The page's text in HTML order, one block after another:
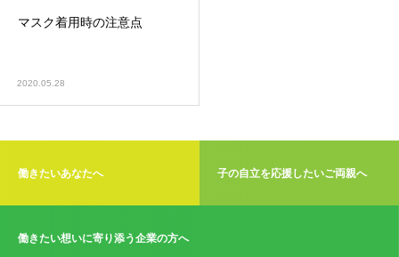
マスク着用時の注意点
2020.05.28
働きたいあなたへ 子の自立を応援したいご両親へ
働きたい想いに寄り添う企業の方へ